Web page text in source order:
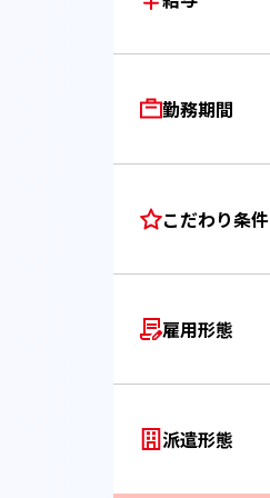
勤務期間
こだわり条件
雇用形態
派遣形態